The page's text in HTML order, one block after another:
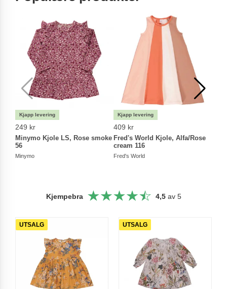
249 kr
Minymo Kjole LS, Rose smoke
56
Minymo
409 kr
Fred's World Kjole, Alfa/Rose
cream 116
Fred's World
Kjempebra 4,5av 5
UTSALG UTSALG